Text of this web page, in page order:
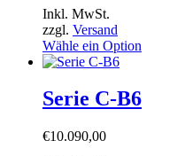
Inkl. MwSt.
zzgl. Versand
Wähle ein Option
Serie C-B6
€10.090,00